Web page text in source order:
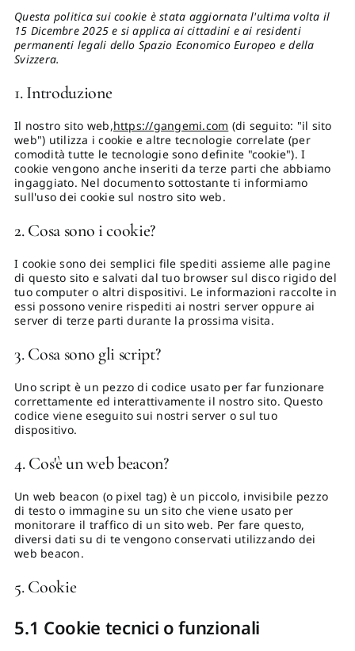
Proposte di pubblicazione
Gangemi Editore
Newsletter
Questa politica sui cookie è stata aggiornata l'ultima volta il
15 Dicembre 2025 e si applica ai cittadini e ai residenti
permanenti legali dello Spazio Economico Europeo e della
Svizzera.
1. Introduzione
Il nostro sito web,https://gangemi.com (di seguito: "il sito
web") utilizza i cookie e altre tecnologie correlate (per
comodità tutte le tecnologie sono definite "cookie"). I
cookie vengono anche inseriti da terze parti che abbiamo
ingaggiato. Nel documento sottostante ti informiamo
sull'uso dei cookie sul nostro sito web.
2. Cosa sono i cookie?
I cookie sono dei semplici file spediti assieme alle pagine
di questo sito e salvati dal tuo browser sul disco rigido del
tuo computer o altri dispositivi. Le informazioni raccolte in
essi possono venire rispediti ai nostri server oppure ai
server di terze parti durante la prossima visita.
3. Cosa sono gli script?
Uno script è un pezzo di codice usato per far funzionare
correttamente ed interattivamente il nostro sito. Questo
codice viene eseguito sui nostri server o sul tuo
dispositivo.
4. Cos'è un web beacon?
Un web beacon (o pixel tag) è un piccolo, invisibile pezzo
di testo o immagine su un sito che viene usato per
monitorare il traffico di un sito web. Per fare questo,
diversi dati su di te vengono conservati utilizzando dei
web beacon.
5. Cookie
5.1 Cookie tecnici o funzionali